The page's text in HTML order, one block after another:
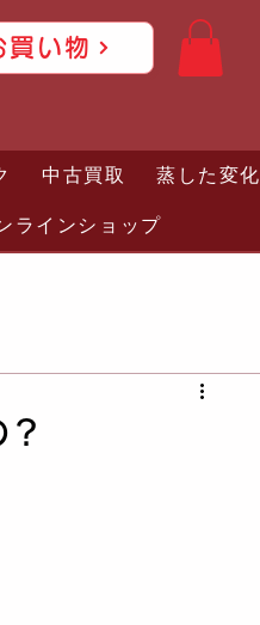
買い物
中古買取 蒸した変化
ラインショップ